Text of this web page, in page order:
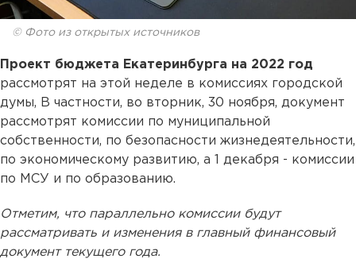
© Фото из открытых источников
Проект бюджета Екатеринбурга на 2022 год
рассмотрят на этой неделе в комиссиях городской
думы, В частности, во вторник, 30 ноября, документ
рассмотрят комиссии по муниципальной
собственности, по безопасности жизнедеятельности,
по экономическому развитию, а 1 декабря - комиссии
по МСУ и по образованию.
Отметим, что параллельно комиссии будут
рассматривать и изменения в главный финансовый
документ текущего года.